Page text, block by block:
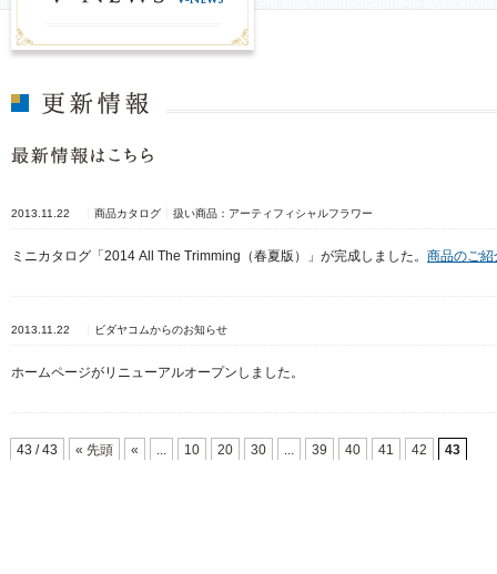
2013.11.22 商品カタログ 扱い商品：アーティフィシャルフラワー
ミニカタログ「2014 All The Trimming（春夏版）」が完成しました。 商品のご紹
2013.11.22 ビダヤコムからのお知らせ
ホームページがリニューアルオープンしました。
43 / 43 « 先頭 « ... 10 20 30 ... 39 40 41 42 43